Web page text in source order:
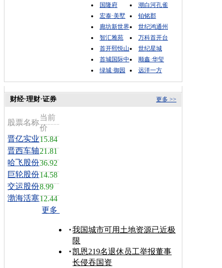
国隆府
潮白河孔雀
宏泰·美墅
铂铭郡
廊坊新世界
世纪鸿通州
智汇雅苑
万科首开台
首开熙悦山
世纪星城
首城国际中
顺鑫·华玺
绿城·御园
远洋一方
更多 >>
财经·理财·证券
股票名称
当前
价
晋亿实业15.84
晋西车轴21.81
哈飞股份36.92
巨轮股份14.58
交运股份8.99
渤海活塞12.44
更多
我国城市可用土地资源已近极
限
凯恩219名退休员工举报董事
长侵吞国资